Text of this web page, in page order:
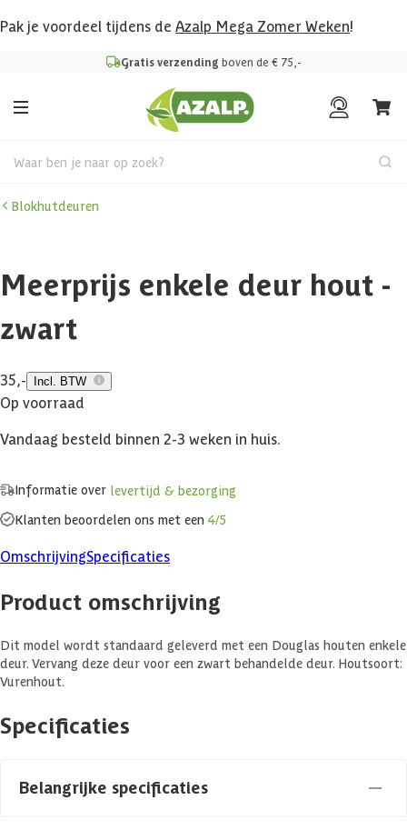
Pak je voordeel tijdens de Azalp Mega Zomer Weken!
Gratis verzending boven de € 75,-
Waar ben je naar op zoek?
Blokhutdeuren
Meerprijs enkele deur hout -
zwart
35,- Incl. BTW
Op voorraad
Vandaag besteld binnen 2-3 weken in huis.
Informatie over levertijd & bezorging
Klanten beoordelen ons met een 4/5
OmschrijvingSpecificaties
Product omschrijving
Dit model wordt standaard geleverd met een Douglas houten enkele
deur. Vervang deze deur voor een zwart behandelde deur. Houtsoort:
Vurenhout.
Specificaties
Belangrijke specificaties